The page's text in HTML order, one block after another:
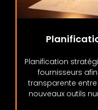
Planification
fournisseurs
transparente
nouveaux outils